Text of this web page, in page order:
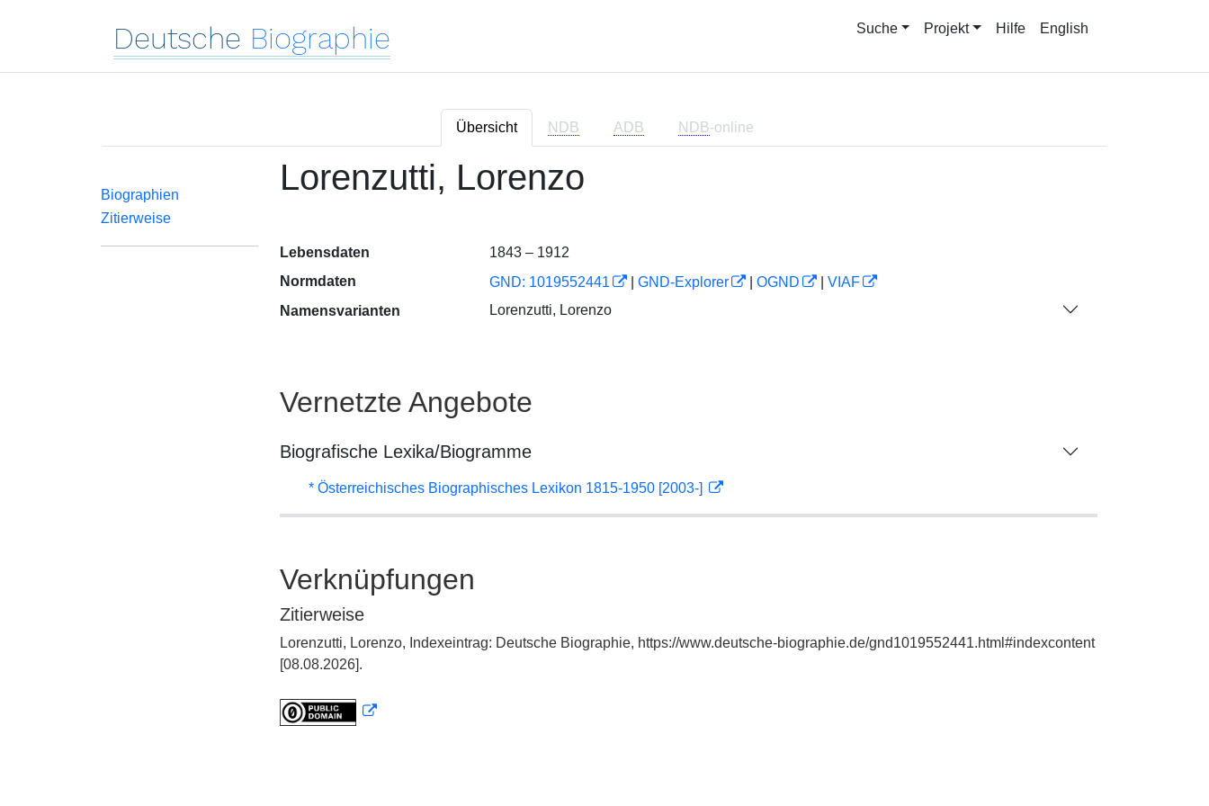
Deutsche Biographie Suche Projekt Hilfe English
Übersicht NDB ADB NDB-online
Biographien
Zitierweise
Lorenzutti, Lorenzo
Lebensdaten
1843 – 1912
Normdaten
GND: 1019552441 GND-Explorer OGND
VIAF
Namensvarianten
Lorenzutti, Lorenzo
Vernetzte Angebote
Biografische Lexika/Biogramme
* Österreichisches Biographisches Lexikon 1815-1950 [2003-]
Verknüpfungen
Zitierweise
Lorenzutti, Lorenzo, Indexeintrag: Deutsche Biographie, https://www.deutsche-biographie.de/gnd1019552441.html#indexcontent
[08.08.2026].